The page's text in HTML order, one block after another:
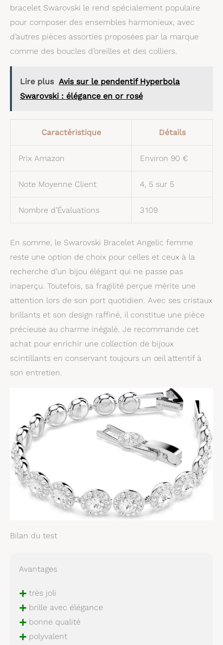
bracelet Swarovski le rend spécialement populaire
pour composer des ensembles harmonieux, avec
d’autres pièces assorties proposées par la marque
comme des boucles d’oreilles et des colliers.
Lire plus Avis sur le pendentif Hyperbola
Swarovski : élégance en or rosé
Caractéristique Détails
Prix Amazon Environ 90 €
Note Moyenne Client 4, 5 sur 5
Nombre d’Évaluations 3 109
En somme, le Swarovski Bracelet Angelic femme
reste une option de choix pour celles et ceux à la
recherche d’un bijou élégant qui ne passe pas
inaperçu. Toutefois, sa fragilité perçue mérite une
attention lors de son port quotidien. Avec ses cristaux
brillants et son design raffiné, il constitue une pièce
précieuse au charme inégalé. Je recommande cet
achat pour enrichir une collection de bijoux
scintillants en conservant toujours un œil attentif à
son entretien.
Bilan du test
Avantages
+très joli
+brille avec élégance
+bonne qualité
+polyvalent